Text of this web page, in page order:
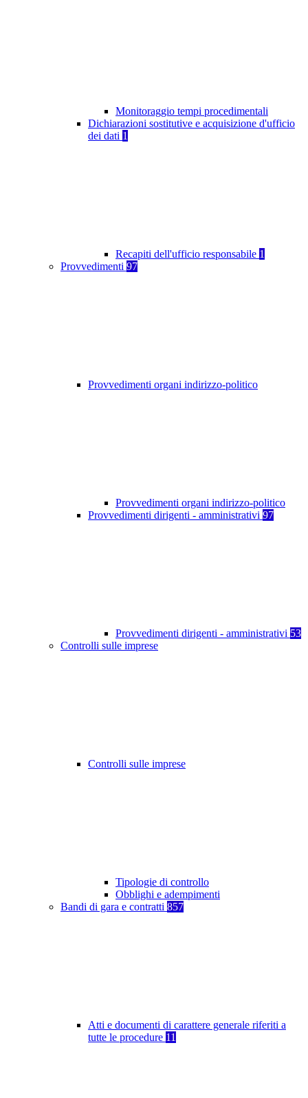
Monitoraggio tempi procedimentali
Dichiarazioni sostitutive e acquisizione d'ufficio
dei dati 1
Recapiti dell'ufficio responsabile 1
Provvedimenti 97
Provvedimenti organi indirizzo-politico
Provvedimenti organi indirizzo-politico
Provvedimenti dirigenti - amministrativi 97
Provvedimenti dirigenti - amministrativi 53
Controlli sulle imprese
Controlli sulle imprese
Tipologie di controllo
Obblighi e adempimenti
Bandi di gara e contratti 857
Atti e documenti di carattere generale riferiti a
tutte le procedure 11